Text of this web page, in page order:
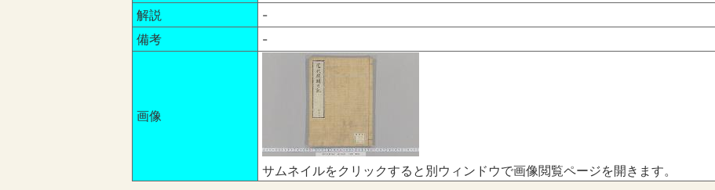
解説
-
備考
-
画像
サムネイルをクリックすると別ウィンドウで画像閲覧ページを開きます。